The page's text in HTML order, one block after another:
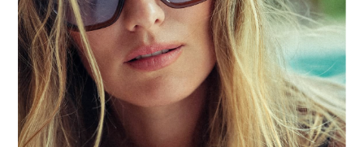
queriendo. Dicen que a Claudio
Rojas le ha hecho bastante bullying,
de una forma muy constante",
afirmó.